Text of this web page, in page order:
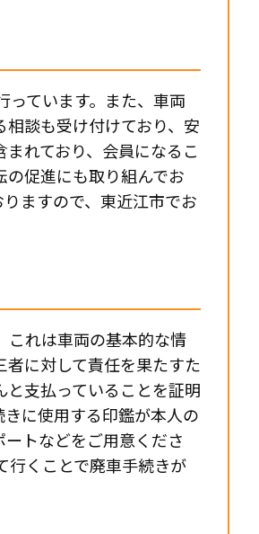
ています。また、車両
談も受け付けており、安
れており、会員になるこ
促進にも取り組んでお
ますので、東近江市でお
これは車両の基本的な情
に対して責任を果たすた
支払っていることを証明
に使用する印鑑が本人の
トなどをご用意くださ
行くことで廃車手続きが